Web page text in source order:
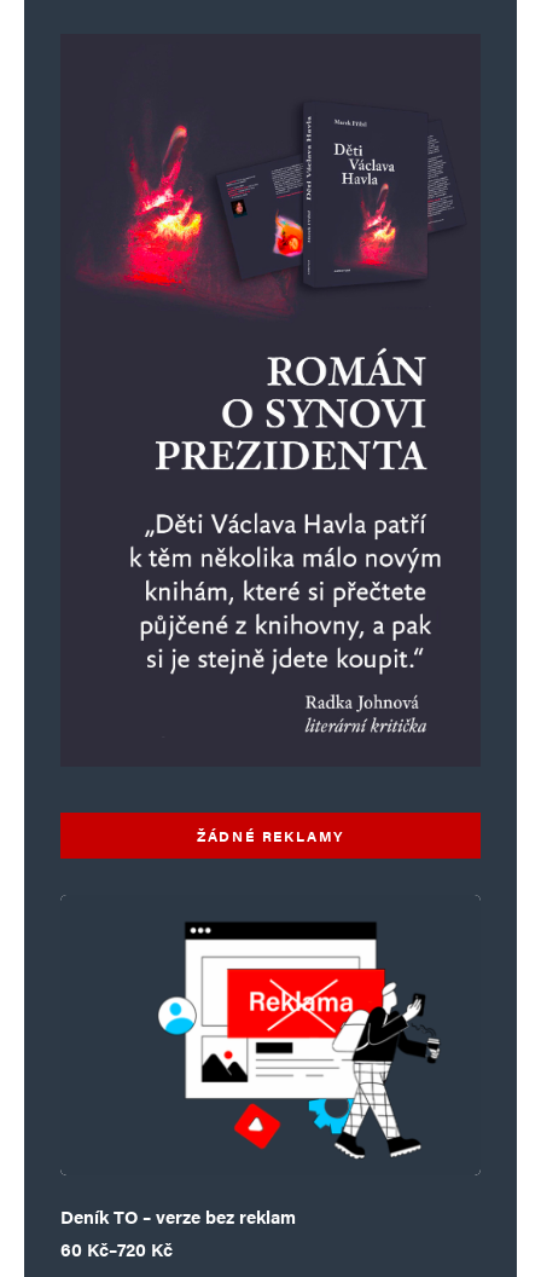
ŽÁDNÉ REKLAMY
Deník TO – verze bez reklam
60 Kč–720 Kč
Rozpětí cen: 60 Kč až 720 Kč